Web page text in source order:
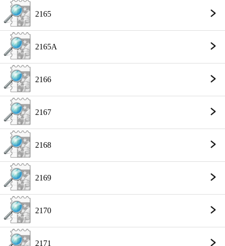
2165
2165A
2166
2167
2168
2169
2170
2171